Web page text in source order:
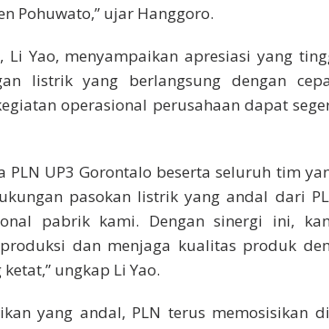
Pohuwato,” ujar Hanggoro.
Yao, menyampaikan apresiasi yang
listrik yang berlangsung dengan
operasional perusahaan dapat
UP3 Gorontalo beserta seluruh tim
pasokan listrik yang andal dari
pabrik kami. Dengan sinergi ini,
dan menjaga kualitas produk
ungkap Li Yao.
yang andal, PLN terus memosisikan